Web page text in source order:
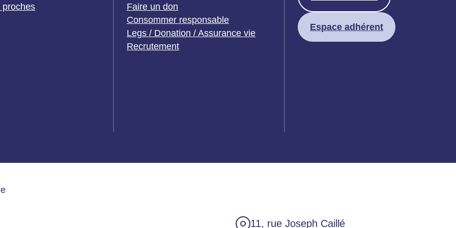
proches
Faire un don
Consommer responsable
Legs / Donation / Assurance vie
Recrutement
Espace adhérent
11, rue Joseph Caillé